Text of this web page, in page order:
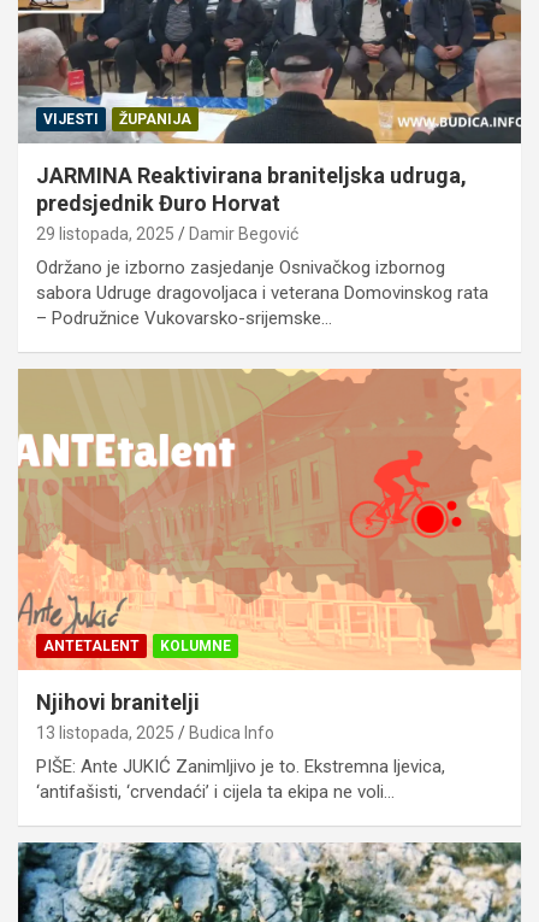
VIJESTI ŽUPANIJA
JARMINA Reaktivirana braniteljska udruga,
predsjednik Đuro Horvat
29 listopada, 2025 Damir Begović
Održano je izborno zasjedanje Osnivačkog izbornog
sabora Udruge dragovoljaca i veterana Domovinskog rata
– Podružnice Vukovarsko-srijemske…
ANTETALENT KOLUMNE
Njihovi branitelji
13 listopada, 2025 Budica Info
PIŠE: Ante JUKIĆ Zanimljivo je to. Ekstremna ljevica,
‘antifašisti, ‘crvendaći’ i cijela ta ekipa ne voli…